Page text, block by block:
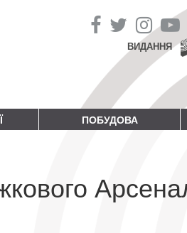
ВИДАННЯ
ПОБУДОВА